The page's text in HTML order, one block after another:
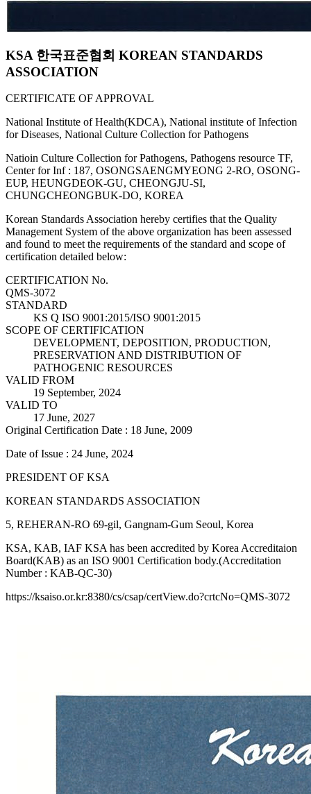
KSA 한국표준협회 KOREAN STANDARDS
ASSOCIATION
CERTIFICATE OF APPROVAL
National Institute of Health(KDCA), National institute of Infection
for Diseases, National Culture Collection for Pathogens
Natioin Culture Collection for Pathogens, Pathogens resource TF,
Center for Inf : 187, OSONGSAENGMYEONG 2-RO, OSONG-
EUP, HEUNGDEOK-GU, CHEONGJU-SI,
CHUNGCHEONGBUK-DO, KOREA
Korean Standards Association hereby certifies that the Quality
Management System of the above organization has been assessed
and found to meet the requirements of the standard and scope of
certification detailed below:
CERTIFICATION No.
QMS-3072
STANDARD
KS Q ISO 9001:2015/ISO 9001:2015
SCOPE OF CERTIFICATION
DEVELOPMENT, DEPOSITION, PRODUCTION,
PRESERVATION AND DISTRIBUTION OF
PATHOGENIC RESOURCES
VALID FROM
19 September, 2024
VALID TO
17 June, 2027
Original Certification Date : 18 June, 2009
Date of Issue : 24 June, 2024
PRESIDENT OF KSA
KOREAN STANDARDS ASSOCIATION
5, REHERAN-RO 69-gil, Gangnam-Gum Seoul, Korea
KSA, KAB, IAF KSA has been accredited by Korea Accreditaion
Board(KAB) as an ISO 9001 Certification body.(Accreditation
Number : KAB-QC-30)
https://ksaiso.or.kr:8380/cs/csap/certView.do?crtcNo=QMS-3072